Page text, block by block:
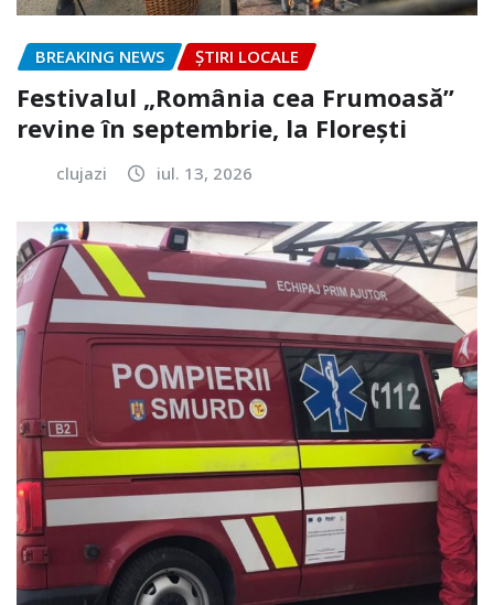
BREAKING NEWS ȘTIRI LOCALE
Festivalul „România cea Frumoasă”
revine în septembrie, la Florești
clujazi iul. 13, 2026